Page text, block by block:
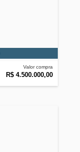
Valor compra
R$ 4.500.000,00